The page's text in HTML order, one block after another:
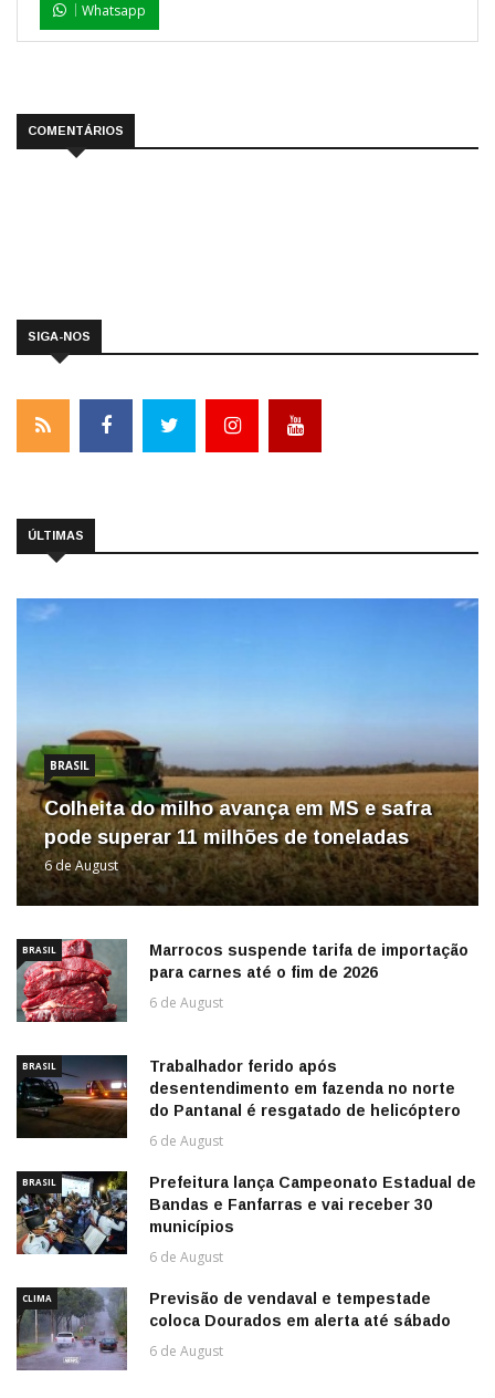
Whatsapp
COMENTÁRIOS
SIGA-NOS
ÚLTIMAS
BRASIL
Colheita do milho avança em MS e safra
pode superar 11 milhões de toneladas
6 de August
BRASIL
Marrocos suspende tarifa de importação
para carnes até o fim de 2026
6 de August
BRASIL
Trabalhador ferido após
desentendimento em fazenda no norte
do Pantanal é resgatado de helicóptero
6 de August
BRASIL
Prefeitura lança Campeonato Estadual de
Bandas e Fanfarras e vai receber 30
municípios
6 de August
CLIMA
Previsão de vendaval e tempestade
coloca Dourados em alerta até sábado
6 de August